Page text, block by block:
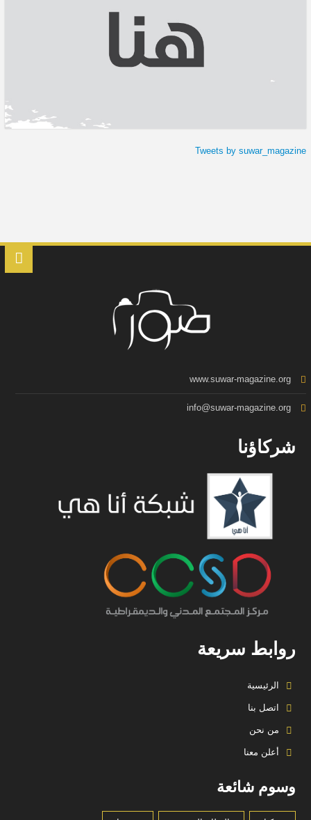
Tweets by suwar_magazine
www.suwar-magazine.org
info@suwar-magazine.org
شركاؤنا
روابط سريعة
الرئيسية
اتصل بنا
من نحن
أعلن معنا
وسوم شائعة